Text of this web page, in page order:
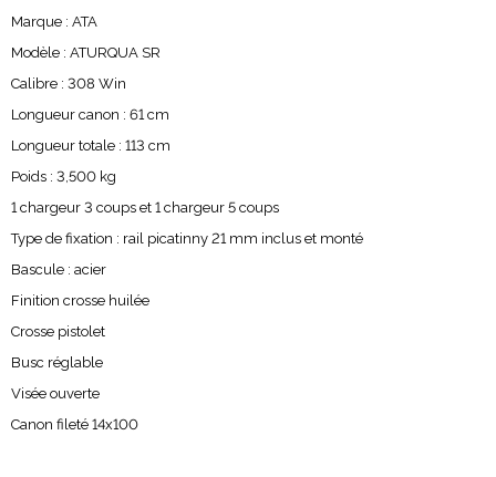
Marque : ATA
Modèle : ATURQUA SR
Calibre : 308 Win
Longueur canon : 61 cm
Longueur totale : 113 cm
Poids : 3,500 kg
1 chargeur 3 coups et 1 chargeur 5 coups
Type de fixation : rail picatinny 21 mm inclus et monté
Bascule : acier
Finition crosse huilée
Crosse pistolet
Busc réglable
Visée ouverte
Canon fileté 14x100